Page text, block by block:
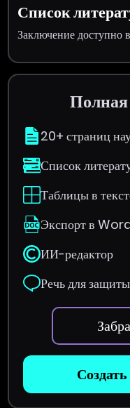
Список
Заключение доступно
Полная
20+ страниц
Список
Таблицы в
Экспорт в
ИИ-редактор
Речь для